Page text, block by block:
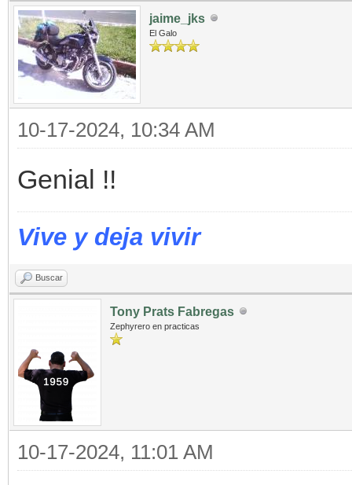
jaime_jks
El Galo
10-17-2024, 10:34 AM
Genial !!
Vive y deja vivir
Buscar
Tony Prats Fabregas
Zephyrero en practicas
10-17-2024, 11:01 AM